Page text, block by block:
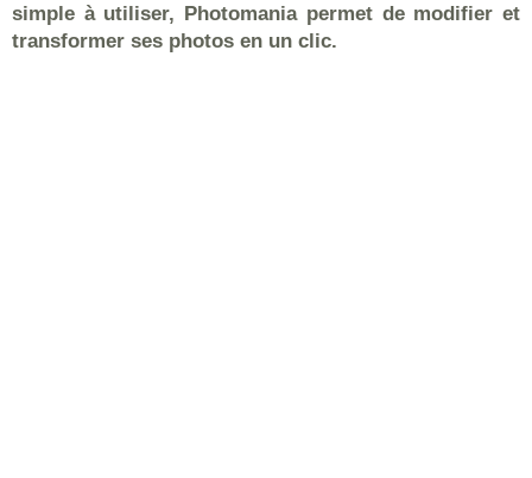
simple à utiliser, Photomania permet de modifier et
transformer ses photos en un clic.